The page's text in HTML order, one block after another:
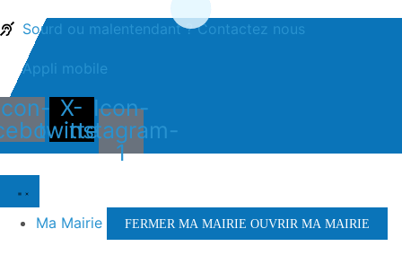
contenu
principal
Sourd ou malentendant ? Contactez nous
Appli mobile
X-
twitter
Icon-
instagram-
1
Ma Mairie FERMER MA MAIRIE OUVRIR MA MAIRIE